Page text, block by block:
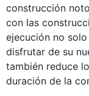
construcción
con las
ejecución no
disfrutar de su
también reduce
duración de la